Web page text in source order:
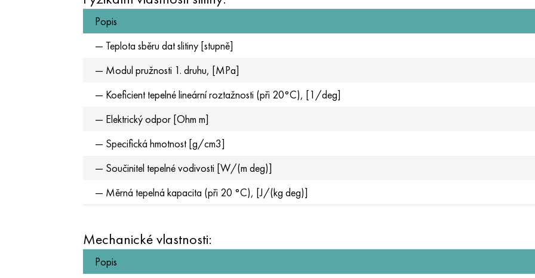
Popis
— Teplota sběru dat slitiny [stupně]
— Modul pružnosti 1. druhu, [MPa]
— Koeficient tepelné lineární roztažnosti (při 20°С), [1/deg]
— Elektrický odpor [Ohm m]
— Specifická hmotnost [g/cm3]
— Součinitel tepelné vodivosti [W/(m deg)]
— Měrná tepelná kapacita (při 20 °C), [J/(kg deg)]
Mechanické vlastnosti:
Popis